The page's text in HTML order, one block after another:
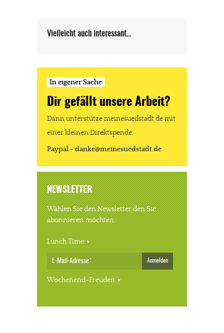
In eigener Sache
Dir gefällt unsere Arbeit?
meinesuedstadt.de finanziert sich durch Partnerprofile und
stark zurückgegangen.
Solltest Du unsere unabhängige Berichterstattung schätzen,
kannst Du uns mit einer kleinen Spende unterstützen.
Paypal - danke@meinesuedstadt.de
JETZT SPENDEN
Vielleicht auch interessant…
In eigener Sache
Dir gefällt unsere Arbeit?
Dann unterstütze meinesuedstadt.de mit
einer kleinen Direktspende.
Paypal - danke@meinesuedstadt.de
NEWSLETTER
Wählen Sie den Newsletter den Sie
abonnieren möchten.
Lunch Time
Anmelden
Wochenend-Freuden